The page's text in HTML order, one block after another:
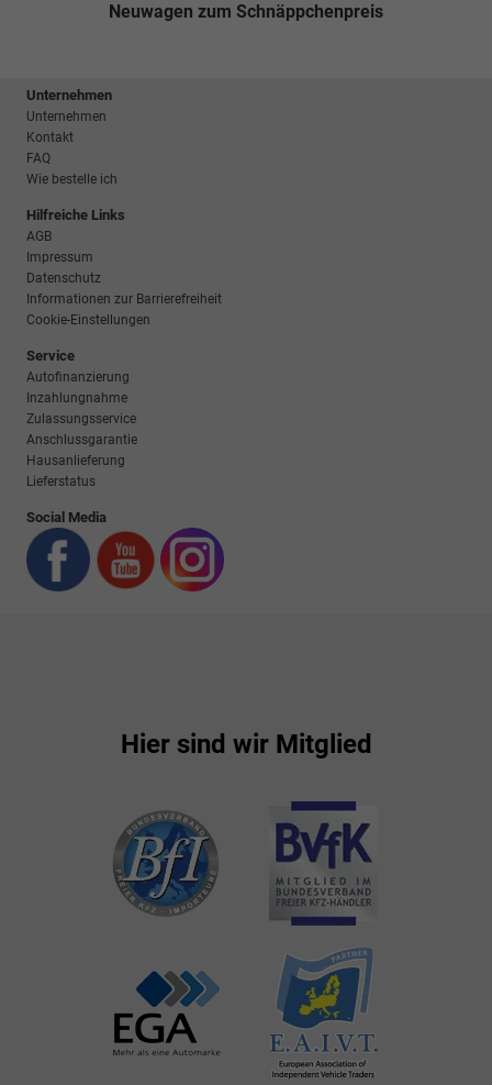
Neuwagen zum Schnäppchenpreis
Unternehmen
Unternehmen
Kontakt
FAQ
Wie bestelle ich
Hilfreiche Links
AGB
Impressum
Datenschutz
Informationen zur Barrierefreiheit
Cookie-Einstellungen
Service
Autofinanzierung
Inzahlungnahme
Zulassungsservice
Anschlussgarantie
Hausanlieferung
Lieferstatus
Social Media
Hier sind wir Mitglied